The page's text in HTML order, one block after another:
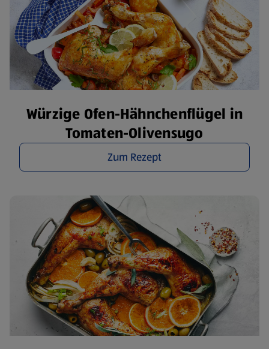
Würzige Ofen-Hähnchenflügel in
Tomaten-Olivensugo
Zum Rezept